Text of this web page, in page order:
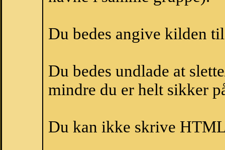
Du bedes angive kilden
Du bedes undlade at
mindre du er helt sikker
Du kan ikke skrive